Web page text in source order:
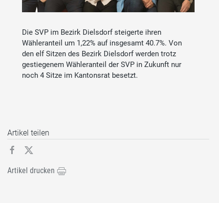
Die SVP im Bezirk Dielsdorf steigerte ihren
Wähleranteil um 1,22% auf insgesamt 40.7%. Von
den elf Sitzen des Bezirk Dielsdorf werden trotz
gestiegenem Wähleranteil der SVP in Zukunft nur
noch 4 Sitze im Kantonsrat besetzt.
Artikel teilen
Artikel drucken